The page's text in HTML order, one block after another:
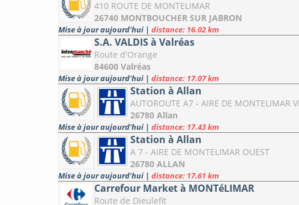
410 ROUTE DE MONTELIMAR
26740 MONTBOUCHER SUR JABRON
Mise à jour aujourd'hui | distance: 16.02 km
S.A. VALDIS à Valréas
Route d'Orange
84600 Valréas
Mise à jour aujourd'hui | distance: 17.07 km
Station à Allan
AUTOROUTE A7 - AIRE DE MONTELIMAR
26780 Allan
Mise à jour aujourd'hui | distance: 17.43 km
Station à Allan
A 7 - AIRE DE MONTELIMAR OUEST
26780 ALLAN
Mise à jour aujourd'hui | distance: 17.61 km
Carrefour Market à MONTéLIMAR
Route de Dieulefit